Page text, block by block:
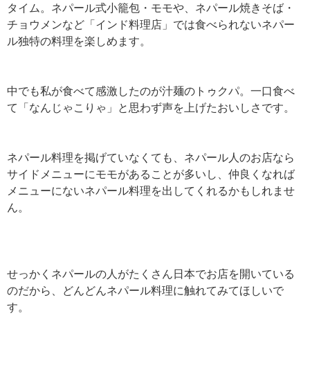
タイム。ネパール式小籠包・モモや、ネパール焼きそば・
チョウメンなど「インド料理店」では食べられないネパー
ル独特の料理を楽しめます。
中でも私が食べて感激したのが汁麺のトゥクパ。一口食べ
て「なんじゃこりゃ」と思わず声を上げたおいしさです。
ネパール料理を掲げていなくても、ネパール人のお店なら
サイドメニューにモモがあることが多いし、仲良くなれば
メニューにないネパール料理を出してくれるかもしれませ
ん。
せっかくネパールの人がたくさん日本でお店を開いている
のだから、どんどんネパール料理に触れてみてほしいで
す。